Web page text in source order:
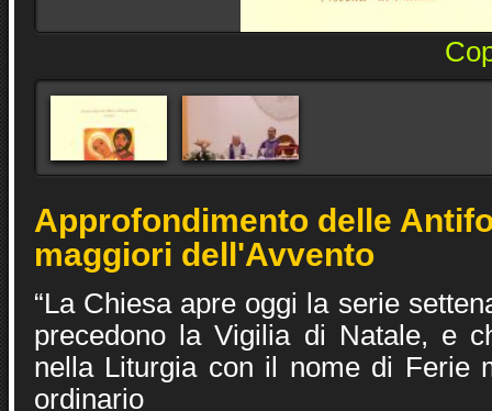
Approfondimento delle
maggiori dell'Avvento
“La Chiesa apre oggi la serie
precedono la Vigilia di Natale, e
nella Liturgia con il nome di Ferie
ordinario